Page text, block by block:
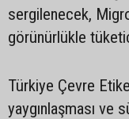
sergilenecek,
görünürlükle
Türkiye Çevre
yaygınlaşması ve